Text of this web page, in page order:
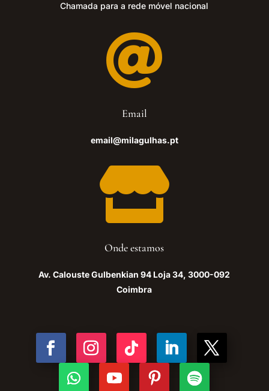
Chamada para a rede móvel nacional

Email
email@milagulhas.pt

Onde estamos
Av. Calouste Gulbenkian 94 Loja 34, 3000-092
Coimbra